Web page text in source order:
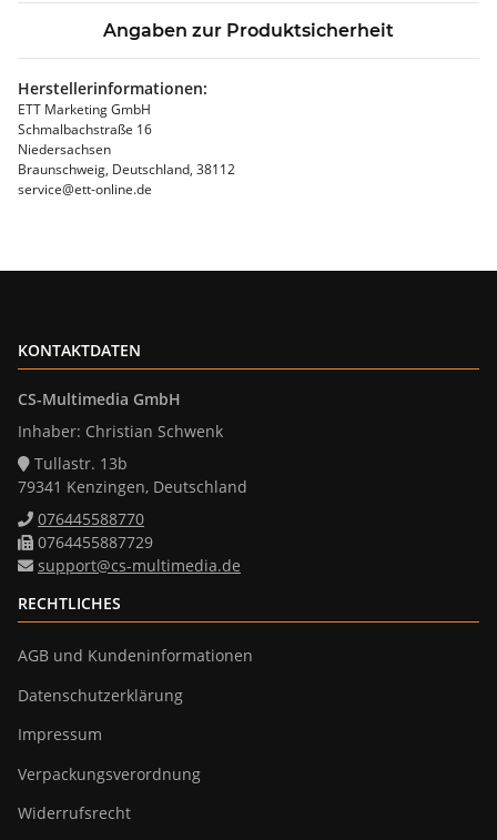
Angaben zur Produktsicherheit
Herstellerinformationen:
ETT Marketing GmbH
Schmalbachstraße 16
Niedersachsen
Braunschweig, Deutschland, 38112
service@ett-online.de
KONTAKTDATEN
CS-Multimedia GmbH
Inhaber: Christian Schwenk
Tullastr. 13b
79341 Kenzingen, Deutschland
076445588770
0764455887729
support@cs-multimedia.de
RECHTLICHES
AGB und Kundeninformationen
Datenschutzerklärung
Impressum
Verpackungsverordnung
Widerrufsrecht